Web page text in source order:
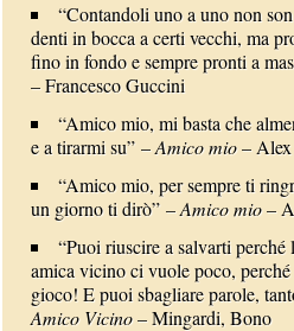
“Contandoli uno a uno non
denti in bocca a certi vecchi, ma
fino in fondo e sempre pronti a
– Francesco Guccini
“Amico mio, mi basta che
e a tirarmi su” –Amico mio–
“Amico mio, per sempre ti
un giorno ti dirò” –Amico mio–
“Puoi riuscire a salvarti
amica vicino ci vuole poco,
gioco! E puoi sbagliare parole,
Amico Vicino– Mingardi, Bono